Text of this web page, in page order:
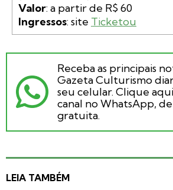
Valor
Ingressos: site Ticketou
Receba as principais
Gazeta Culturismo
seu celular. Clique
canal no WhatsApp,
gratuita.
LEIA TAMBÉM